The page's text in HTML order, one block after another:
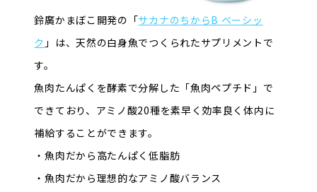
鈴廣かまぼこ開発の「サカナのちからB ベーシッ
ク 」は、天然の白身魚でつくられたサプリメントで
す。
魚肉たんぱくを酵素で分解した「魚肉ペプチド」で
できており、アミノ酸20種を素早く効率良く体内に
補給することができます。
・魚肉だから高たんぱく低脂肪
・魚肉だから理想的なアミノ酸バランス